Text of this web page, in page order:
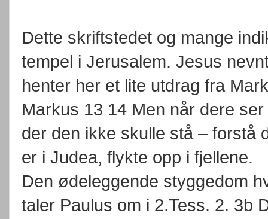
Dette skriftstedet og mange
tempel i Jerusalem. Jesus
henter her et lite utdrag fra
Markus 13 14 Men når dere
der den ikke skulle stå – forstå
er i Judea, flykte opp i fjellene.
Den ødeleggende styggedom
taler Paulus om i 2.Tess. 2. 3b